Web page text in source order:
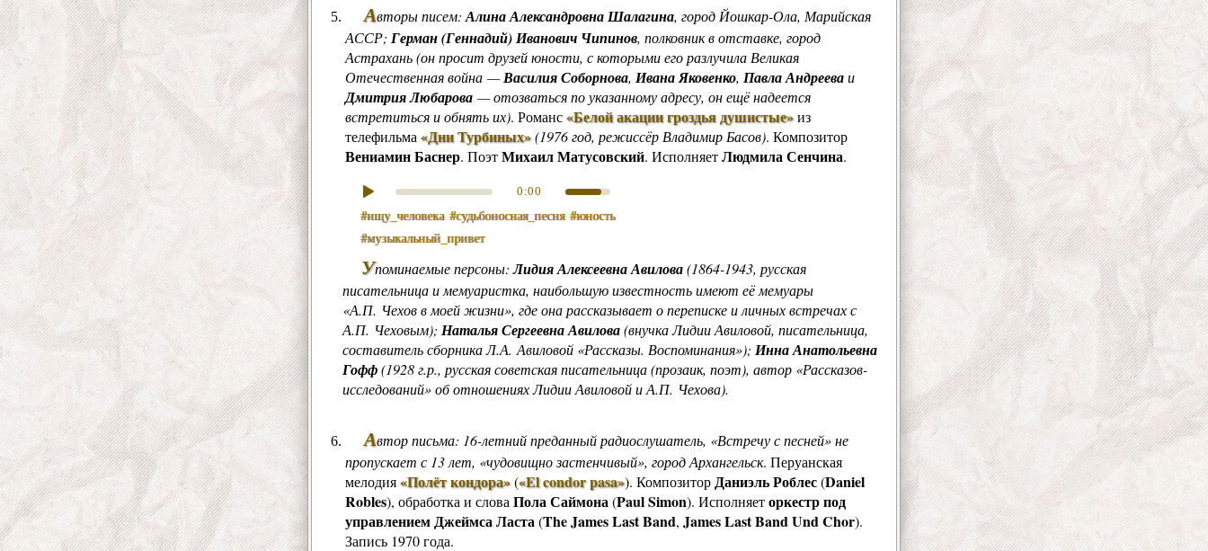
Авторы писем: Алина Александровна Шалагина, город Йошкар-Ола, Марийская
АССР; Герман (Геннадий) Иванович Чипинов, полковник в отставке, город
Астрахань (он просит друзей юности, с которыми его разлучила Великая
Отечественная война —Василия Соборнова, Ивана Яковенко, Павла Андрееваи
Дмитрия Любарова — отозваться по указанному адресу, он ещё надеется
встретиться и обнять их). Романс«Белой акации гроздья душистые»из
телефильма «Дни Турбиных»(1976 год, режиссёр Владимир Басов). Композитор
Вениамин Баснер. ПоэтМихаил Матусовский. ИсполняетЛюдмила Сенчина.
0:00
#ищу_человека #судьбоносная_песня #юность
#музыкальный_привет
Упоминаемые персоны:Лидия Алексеевна Авилова(1864-1943, русская
писательница и мемуаристка, наибольшую известность имеют её мемуары
«А.П. Чехов в моей жизни», где она рассказывает о переписке и личных встречах с
А.П. Чеховым); Наталья Сергеевна Авилова(внучка Лидии Авиловой, писательница,
составитель сборника Л.А. Авиловой «Рассказы. Воспоминания»); Инна Анатольевна
Гофф(1928 г.р., русская советская писательница (прозаик, поэт), автор «Рассказов-
исследований» об отношениях Лидии Авиловой и А.П. Чехова).
Автор письма: 16-летний преданный радиослушатель, «Встречу с песней» не
пропускает с 13 лет, «чудовищно застенчивый», город Архангельск. Перуанская
мелодия«Полёт кондора»(«El condor pasa»). КомпозиторДаниэль Роблес(Daniel
Robles), обработка и слова Пола Саймона(Paul Simon). Исполняеторкестр под
управлением Джеймса Ласта(The James Last Band, James Last Band Und Chor).
Запись 1970 года.